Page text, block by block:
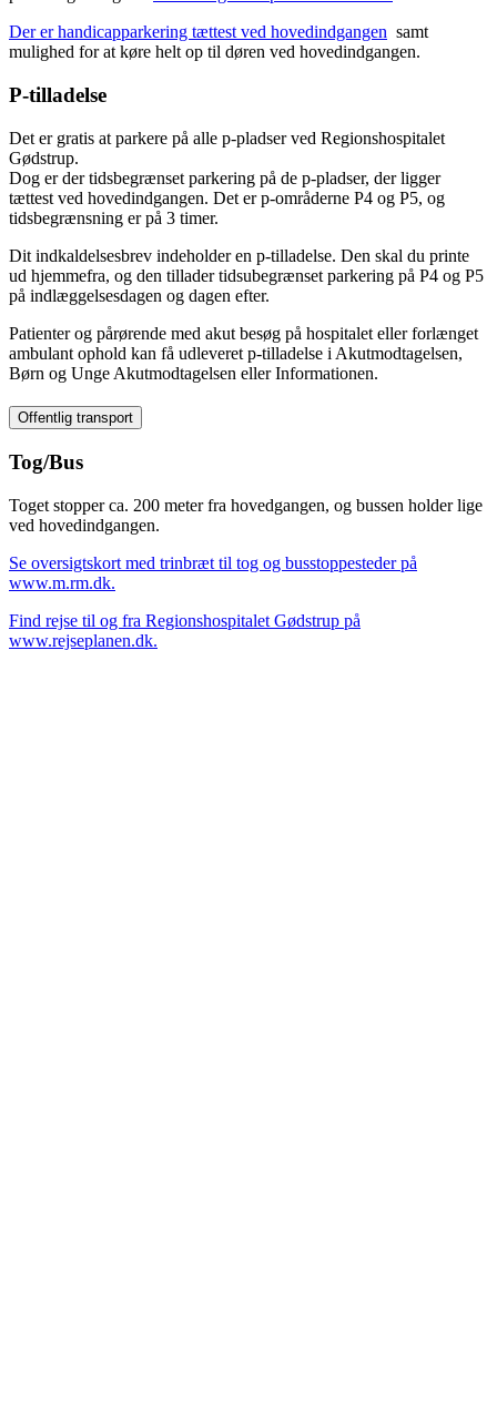
Der er handicapparkering tættest ved hovedindgangen samt
mulighed for at køre helt op til døren ved hovedindgangen.
P-tilladelse
Det er gratis at parkere på alle p-pladser ved Regionshospitalet
Gødstrup.
Dog er der tidsbegrænset parkering på de p-pladser, der ligger
tættest ved hovedindgangen. Det er p-områderne P4 og P5, og
tidsbegrænsning er på 3 timer.
Dit indkaldelsesbrev indeholder en p-tilladelse. Den skal du printe
ud hjemmefra, og den tillader tidsubegrænset parkering på P4 og P5
på indlæggelsesdagen og dagen efter.
Patienter og pårørende med akut besøg på hospitalet eller forlænget
ambulant ophold kan få udleveret p-tilladelse i Akutmodtagelsen,
Børn og Unge Akutmodtagelsen eller Informationen.
Offentlig transport
Tog/Bus
Toget stopper ca. 200 meter fra hovedgangen, og bussen holder lige
ved hovedindgangen.
Se oversigtskort med trinbræt til tog og busstoppesteder på
www.m.rm.dk.
Find rejse til og fra Regionshospitalet Gødstrup på
www.rejseplanen.dk.